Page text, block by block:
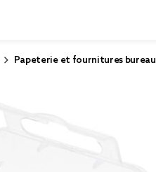
Papeterie et fournitures bureau